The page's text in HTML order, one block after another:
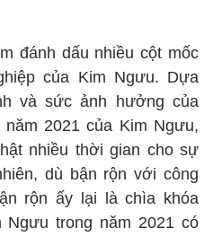
đánh dấu nhiều cột mốc
của Kim Ngưu. Dựa
và sức ảnh hưởng của
2021 của Kim Ngưu,
nhiều thời gian cho sự
dù bận rộn với công
rộn ấy lại là chìa khóa
Ngưu trong năm 2021 có